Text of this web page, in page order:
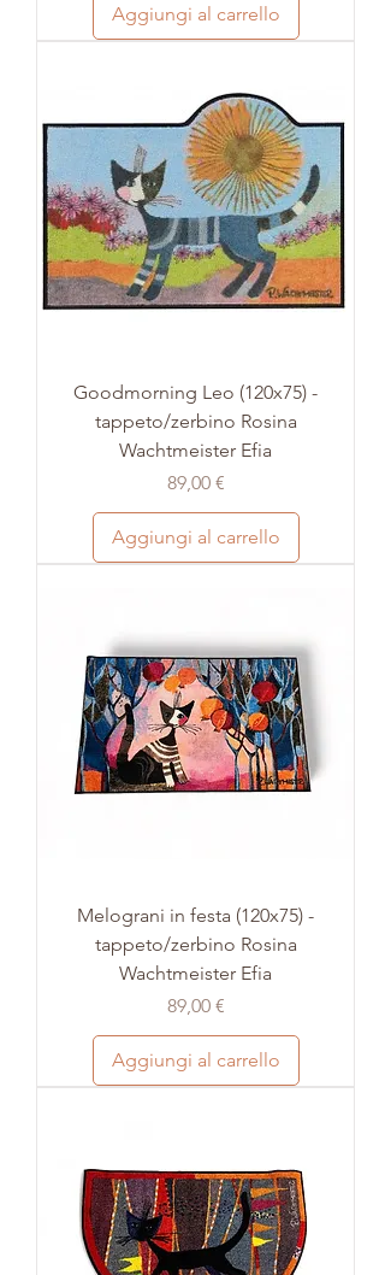
Aggiungi al carrello
Goodmorning Leo (120x75) -
tappeto/zerbino Rosina
Wachtmeister Efia
Prezzo
89,00 €
Aggiungi al carrello
Melograni in festa (120x75) -
tappeto/zerbino Rosina
Wachtmeister Efia
Prezzo
89,00 €
Aggiungi al carrello